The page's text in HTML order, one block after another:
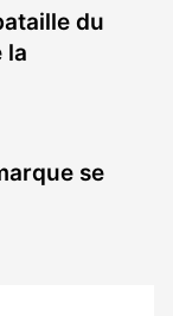
du
la
se